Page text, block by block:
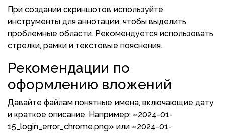
При создании скриншотов используйте
инструменты для аннотации, чтобы выделить
проблемные области. Рекомендуется использовать
стрелки, рамки и текстовые пояснения.
Рекомендации по
оформлению вложений
Давайте файлам понятные имена, включающие дату
и краткое описание. Например: «2024-01-
15_login_error_chrome.png» или «2024-01-